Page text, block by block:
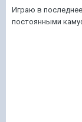
Играю в
постоянными